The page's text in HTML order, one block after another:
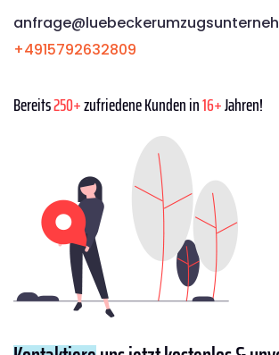
+4915792632809
Bereits250+zufriedene Kunden in16+Jahren!